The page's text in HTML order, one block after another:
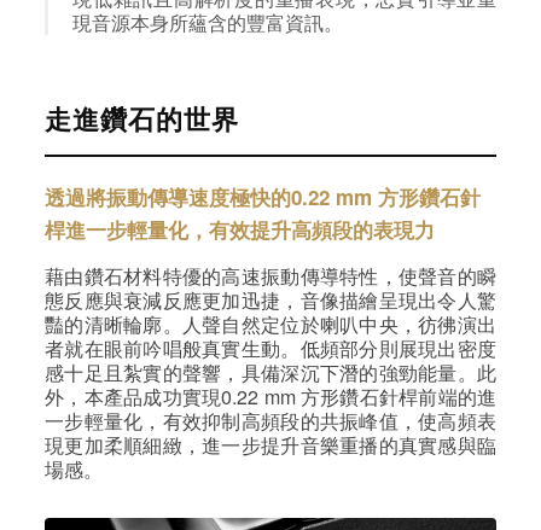
現音源本身所蘊含的豐富資訊。
走進鑽石的世界
透過將振動傳導速度極快的0.22 mm 方形鑽石針
桿進一步輕量化，有效提升高頻段的表現力
藉由鑽石材料特優的高速振動傳導特性，使聲音的瞬
態反應與衰減反應更加迅捷，音像描繪呈現出令人驚
豔的清晰輪廓。人聲自然定位於喇叭中央，彷彿演出
者就在眼前吟唱般真實生動。低頻部分則展現出密度
感十足且紮實的聲響，具備深沉下潛的強勁能量。此
外，本產品成功實現0.22 mm 方形鑽石針桿前端的進
一步輕量化，有效抑制高頻段的共振峰值，使高頻表
現更加柔順細緻，進一步提升音樂重播的真實感與臨
場感。